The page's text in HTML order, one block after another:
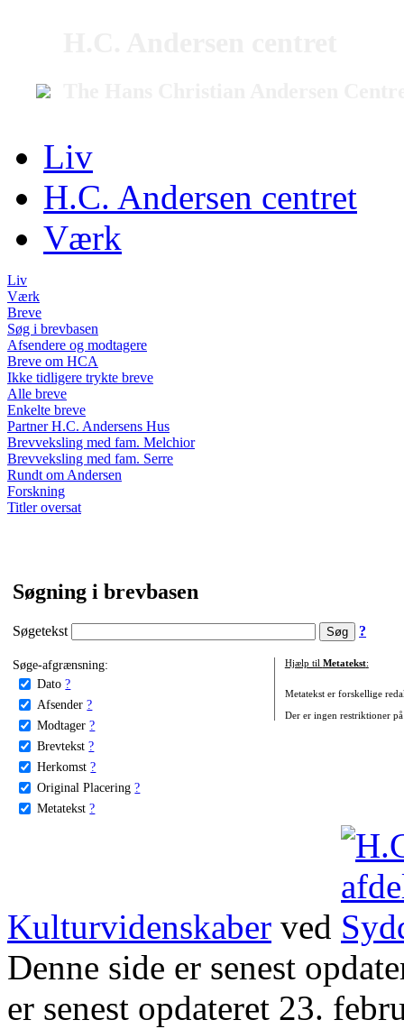
Liv
H.C. Andersen centret
Værk
Liv
Værk
Breve
Søg i brevbasen
Afsendere og modtagere
Breve om HCA
Ikke tidligere trykte breve
Alle breve
Enkelte breve
Partner H.C. Andersens Hus
Brevveksling med fam. Melchior
Brevveksling med fam. Serre
Rundt om Andersen
Forskning
Titler oversat
Søgning i brevbasen
Søgetekst ?
Søge-afgrænsning:
Dato ?
Afsender ?
Modtager ?
Brevtekst ?
Herkomst ?
Original Placering ?
Metatekst ?
Hjælp til Metatekst:
Metatekst er forskellige
Der er ingen restriktioner
Kulturvidenskaber ved
Denne side er senest
er senest opdateret 23.